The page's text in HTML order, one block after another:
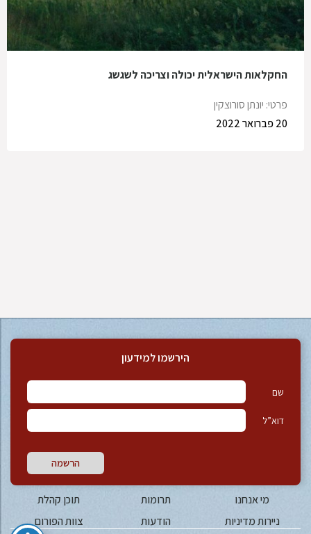
החקלאות הישראלית יכולה וצריכה לשגשג
פרטי: יונתן סורוצקין
20 פברואר 2022
הירשמו למידעון
שם
דוא”ל
הרשמה
מי אנחנו תרומות
תוכן קהלת
ניירות מדיניות
הודעות צוות הפורום